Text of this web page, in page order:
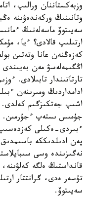
وزبەكستاننان ورالىپ،
وتانىنىڭ وركەندەۋىنە
سەيىتوۆ ماسەلەنىڭ
ارتىلىپ قالادى؟ ءيا،
كەزەڭنەن عانا وتەتىن
اڭگىمەلەسۋ مەن بەيىندى
تارتاتىندار تابىلادى.
ادامداردىڭ ومىرىنەن
اشىپ جەتكىزگىم كەلدى.
جۇمىس ىستەپ ءجۇرمىن.
ءبىردى-ەكىلى كەزدەسىپ
پەن ادىلدىككە
نەگىزىندە وسى
قانداستىڭ ەلگە
تۇسەر ەدى، گرانتتار
سەيىتوۆ.